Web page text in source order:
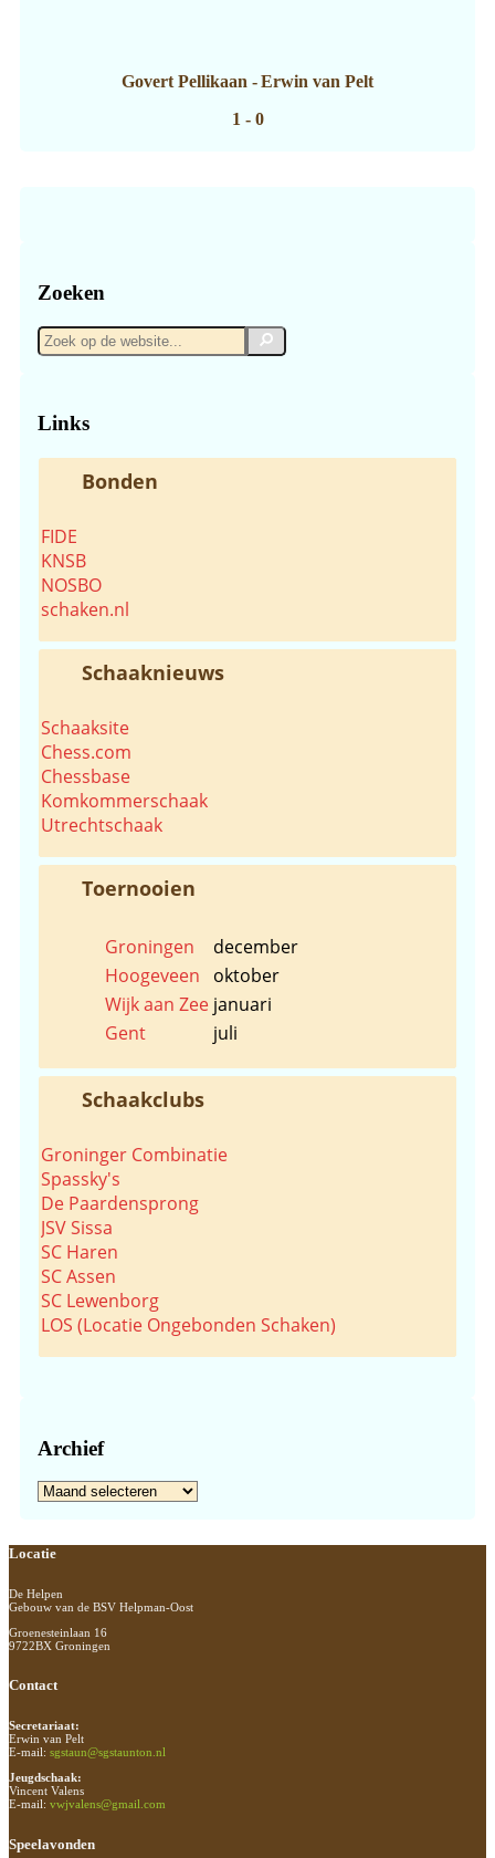
Govert Pellikaan - Erwin van Pelt
1 - 0
Zoeken
Zoek
op
Zoek
Links
Bonden
FIDE
KNSB
NOSBO
schaken.nl
Schaaknieuws
Schaaksite
Chess.com
Chessbase
Komkommerschaak
Utrechtschaak
Toernooien
Groningen
december
Hoogeveen
oktober
Wijk aan Zee januari
Gent
juli
Schaakclubs
Groninger Combinatie
Spassky's
De Paardensprong
JSV Sissa
SC Haren
SC Assen
SC Lewenborg
LOS (Locatie Ongebonden Schaken)
Archief
Archief
Footer
Locatie
De Helpen
Gebouw van de BSV Helpman-Oost
Groenesteinlaan 16
9722BX Groningen
Contact
Secretariaat:
Erwin van Pelt
E-mail: sgstaun@sgstaunton.nl
Jeugdschaak:
Vincent Valens
E-mail: vwjvalens@gmail.com
Speelavonden